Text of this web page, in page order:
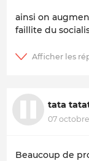
ainsi on
faillite du
tata
07 octobre
Beaucoup de